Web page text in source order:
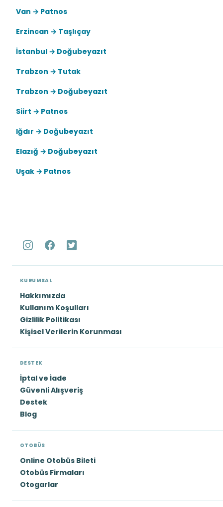
Van → Patnos
Erzincan → Taşlıçay
İstanbul → Doğubeyazıt
Trabzon → Tutak
Trabzon → Doğubeyazıt
Siirt → Patnos
Iğdır → Doğubeyazıt
Elazığ → Doğubeyazıt
Uşak → Patnos
KURUMSAL
Hakkımızda
Kullanım Koşulları
Gizlilik Politikası
Kişisel Verilerin Korunması
DESTEK
İptal ve İade
Güvenli Alışveriş
Destek
Blog
OTOBÜS
Online Otobüs Bileti
Otobüs Firmaları
Otogarlar